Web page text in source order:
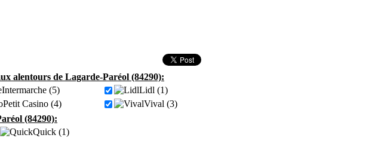
alentours de Lagarde-Paréol (84290):
Intermarche (5)
Lidl (1)
Petit Casino (4)
Vival (3)
(84290):
Quick (1)